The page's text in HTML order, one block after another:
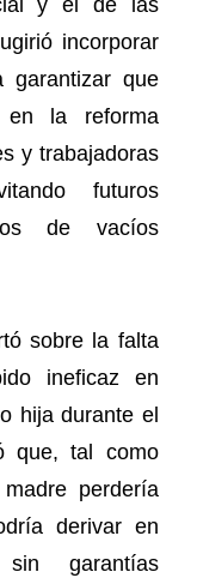
y el de las
incorporar
garantizar que
en la reforma
y trabajadoras
futuros
de vacíos
sobre la falta
ineficaz en
hija durante el
que, tal como
perdería
derivar en
sin garantías